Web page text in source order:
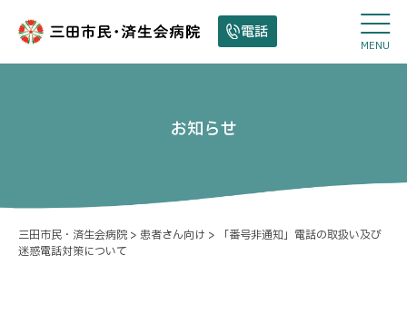
MENU
電話
お知らせ
三田市民・済生会病院 > 患者さん向け >
「番号非通知」電話の取扱い及び
迷惑電話対策について